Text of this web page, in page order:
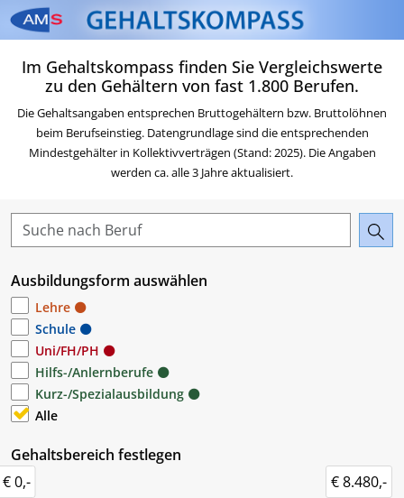
Zum Inhalt springen
Zum Navigationsmenü
Zur Suche springen
Zur Footer springen
Zum Das Portal des AMS
Beruf & Karriere springen
Im Gehaltskompass finden Sie Vergleichswerte
zu den Gehältern von fast 1.800 Berufen.
Die Gehaltsangaben entsprechen Bruttogehältern bzw. Bruttolöhnen
beim Berufseinstieg. Datengrundlage sind die entsprechenden
Mindestgehälter in Kollektivverträgen (Stand: 2025). Die Angaben
werden ca. alle 3 Jahre aktualisiert.
Ausbildungsform auswählen
Lehre
Schule
Uni/FH/PH
Hilfs-/Anlernberufe
Kurz-/Spezialausbildung
Alle
Gehaltsbereich festlegen
€ 0,-
€ 8.480,-